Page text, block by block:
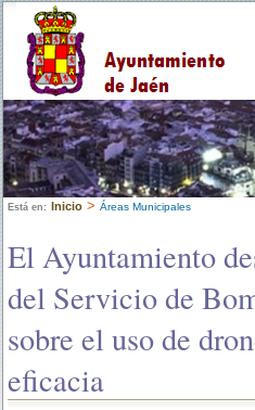
Está en: Inicio > Áreas Municipales
El Ayuntamiento
del Servicio de
sobre el uso de
eficacia